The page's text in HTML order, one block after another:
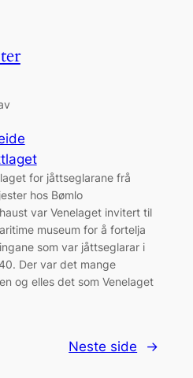
for jåttseglarane frå
hos Bømlo
var Venelaget invitert til
museum for å fortelja
som var jåttseglarar i
Der var det mange
og elles det som Venelaget
Neste side →